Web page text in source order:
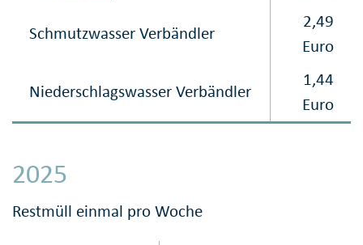
Schmutzwasser Verbändler
2,49
Euro
Niederschlagswasser Verbändler
1,44
Euro
2025
Restmüll einmal pro Woche